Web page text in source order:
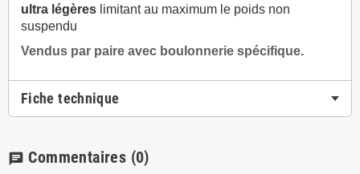
ultra légères limitant au maximum le poids non
suspendu
Vendus par paire avec boulonnerie spécifique.
Fiche technique
chat Commentaires (0)